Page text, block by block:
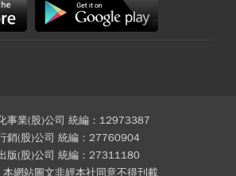
事業(股)公司 統編：12973387
銷(股)公司 統編：27760904
版(股)公司 統編：27311180
本網站圖文非經本社同意不得刊載